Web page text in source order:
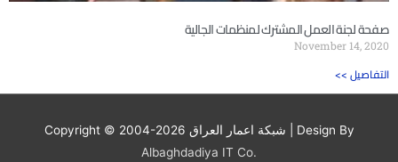
صفحة لجنة العمل المشترك لمنظمات الجالية
November 14, 2020
<< التفاصيل
Copyright © 2004-2026 شبكة اعمار العراق | Design By
Albaghdadiya IT Co.